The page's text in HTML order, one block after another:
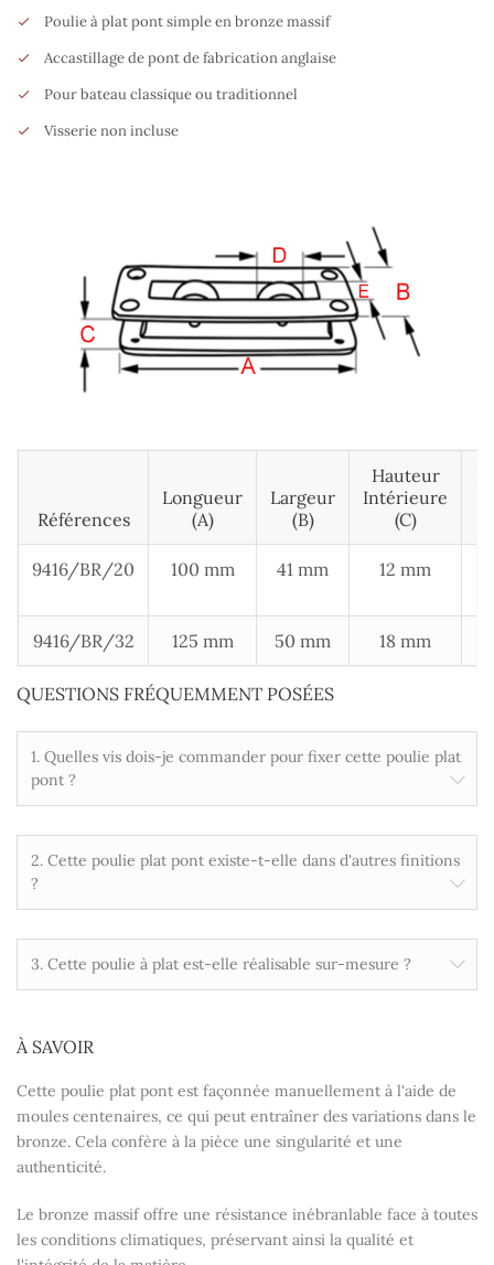
Poulie à plat pont simple en bronze massif
Accastillage de pont de fabrication anglaise
Pour bateau classique ou traditionnel
Visserie non incluse
Références
Longueur
(A)
Largeur
(B)
Hauteur
Intérieure
(C)
9416/BR/20 100 mm 41 mm 12 mm
9416/BR/32 125 mm 50 mm 18 mm
QUESTIONS FRÉQUEMMENT POSÉES
1. Quelles vis dois-je commander pour fixer cette poulie plat
pont ?
2. Cette poulie plat pont existe-t-elle dans d'autres finitions
?
3. Cette poulie à plat est-elle réalisable sur-mesure ?
À SAVOIR
Cette poulie plat pont est façonnée manuellement à l'aide de
moules centenaires, ce qui peut entraîner des variations dans le
bronze. Cela confère à la pièce une singularité et une
authenticité.
Le bronze massif offre une résistance inébranlable face à toutes
les conditions climatiques, préservant ainsi la qualité et